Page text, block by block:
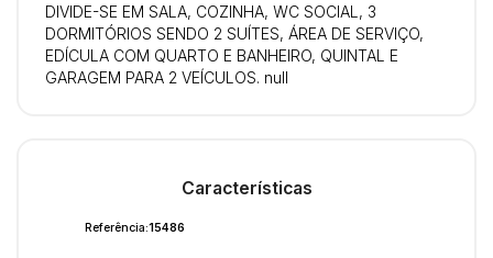
DIVIDE-SE EM SALA, COZINHA, WC SOCIAL, 3
DORMITÓRIOS SENDO 2 SUÍTES, ÁREA DE SERVIÇO,
EDÍCULA COM QUARTO E BANHEIRO, QUINTAL E
GARAGEM PARA 2 VEÍCULOS. null
Características
Referência:15486